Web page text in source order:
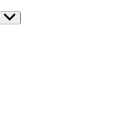
Untermenü
anzeigen